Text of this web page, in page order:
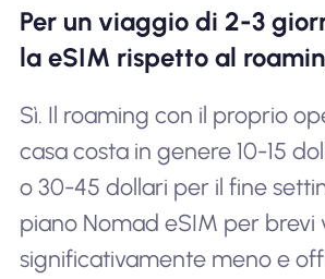
Per un viaggio di 2-3
la eSIM rispetto al
Sì. Il roaming con il proprio
casa costa in genere 10-15
o 30-45 dollari per il fine
piano Nomad eSIM per brevi
significativamente meno e